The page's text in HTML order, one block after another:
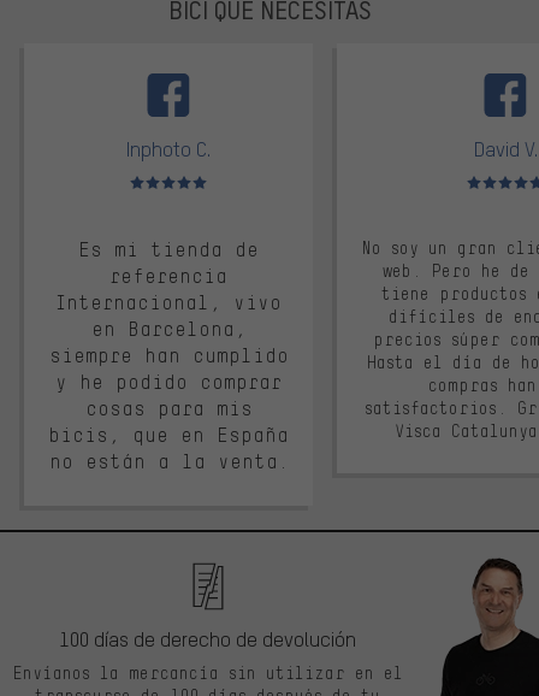
BICI QUE NECESITAS
Inphoto C.
Valoración media: 5 de 5
Es mi tienda de
referencia
Internacional, vivo
en Barcelona,
siempre han cumplido
y he podido comprar
cosas para mis
bicis, que en España
no están a la venta.
David V.
Valoración
No soy un gran
web. Pero he
tiene productos
difíciles de
precios súper
Hasta el día de
compras
satisfactorios.
Visca
100 días de derecho de devolución
Envíanos la mercancía sin utilizar en el